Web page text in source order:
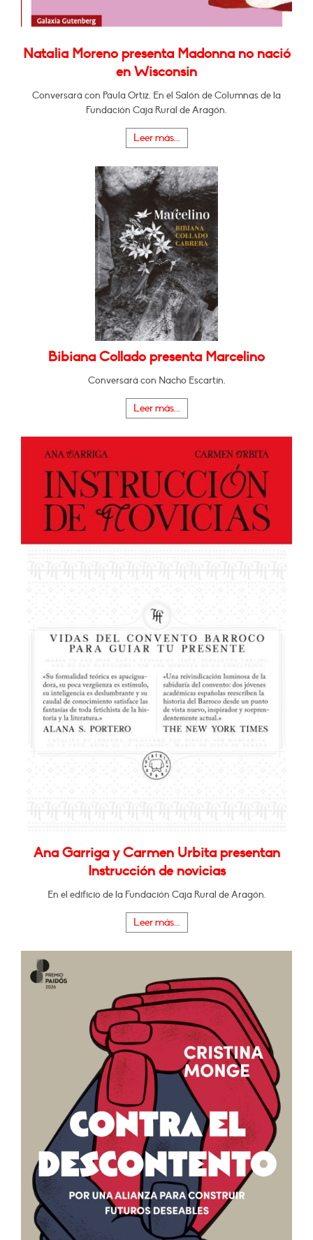
Natalia Moreno presenta Madonna no nació
en Wisconsin
Conversará con Paula Ortiz. En el Salón de Columnas de la
Fundación Caja Rural de Aragón.
Leer más...
Bibiana Collado presenta Marcelino
Conversará con Nacho Escartín.
Leer más...
Ana Garriga y Carmen Urbita presentan
Instrucción de novicias
En el edificio de la Fundación Caja Rural de Aragón.
Leer más...